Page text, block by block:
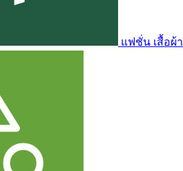
แฟชั่น เสื้อผ้า